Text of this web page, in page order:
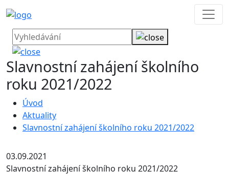
Slavnostní zahájení školního
roku 2021/2022
Úvod
Aktuality
Slavnostní zahájení školního roku 2021/2022
03.09.2021
Slavnostní zahájení školního roku 2021/2022